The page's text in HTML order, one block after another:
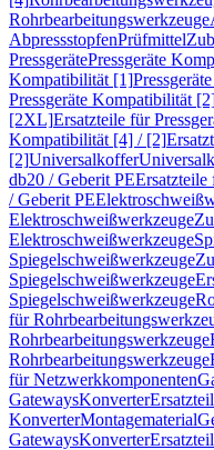
Rohrbearbeitungswerkzeuge
AbpressstopfenPrüfmittel
PressgerätePressgeräte
Kompatibilität [1]
Pressgeräte Kompatibilität
[2XL]Ersatzteile für
Kompatibilität [4] / [2]
[2]Universalkoffer
db20 / Geberit PEErsatzteile
/ Geberit PE
Elektroschweißwerkzeuge
Elektroschweißwerkzeuge
Spiegelschweißwerkzeuge
Spiegelschweißwerkzeuge
Spiegelschweißwerkzeuge
für
Rohrbearbeitungswerkzeuge
Rohrbearbeitungswerkzeuge
für Netzwerkkomponenten
GatewaysKonverter
KonverterMontagematerial
GatewaysKonverter